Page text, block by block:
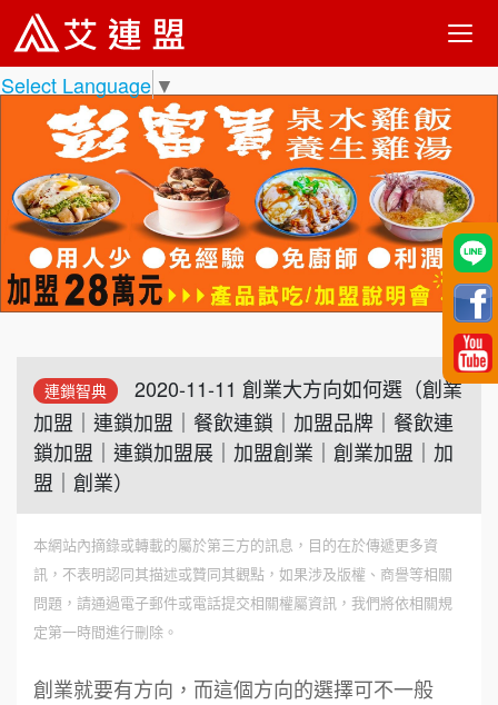
Select Language ▼
連鎖智典
2020-11-11 創業大方向如何選（創業
加盟｜連鎖加盟｜餐飲連鎖｜加盟品牌｜餐飲連
鎖加盟｜連鎖加盟展｜加盟創業｜創業加盟｜加
盟｜創業）
本網站內摘錄或轉載的屬於第三方的訊息，目的在於傳遞更多資
訊，不表明認同其描述或贊同其觀點，如果涉及版權、商譽等相關
問題，請通過電子郵件或電話提交相關權屬資訊，我們將依相關規
定第一時間進行刪除。
創業就要有方向，而這個方向的選擇可不一般